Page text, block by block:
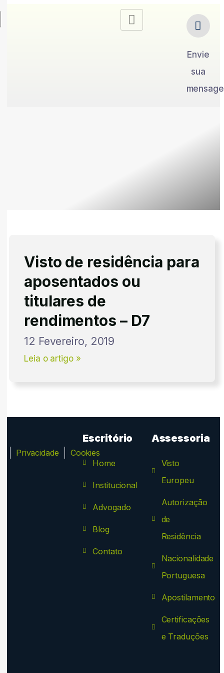
Envie
sua
Visto de residência para
aposentados ou
titulares de
rendimentos – D7
12 Fevereiro, 2019
Leia o artigo »
Privacidade Cookies
Escritório
Home
Institucional
Advogado
Blog
Contato
Assessoria
Visto
Europeu
Autorização
de
Residência
Nacionalidade
Portuguesa
Apostilamento
Certificações
e Traduções